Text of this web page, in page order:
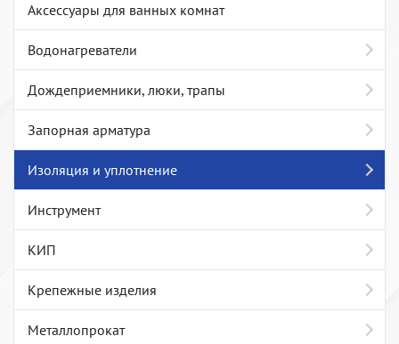
Аксессуары для ванных комнат
Водонагреватели
Дождеприемники, люки, трапы
Запорная арматура
Изоляция и уплотнение
Инструмент
КИП
Крепежные изделия
Металлопрокат